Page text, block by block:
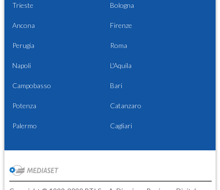
Trieste Bologna
Ancona Firenze
Perugia Roma
Napoli L'Aquila
Campobasso Bari
Potenza Catanzaro
Palermo Cagliari